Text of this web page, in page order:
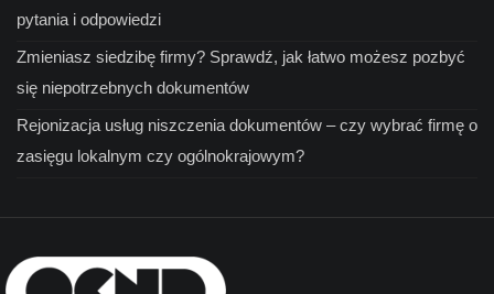
pytania i odpowiedzi
Zmieniasz siedzibę firmy? Sprawdź, jak łatwo możesz pozbyć
się niepotrzebnych dokumentów
Rejonizacja usług niszczenia dokumentów – czy wybrać firmę o
zasięgu lokalnym czy ogólnokrajowym?